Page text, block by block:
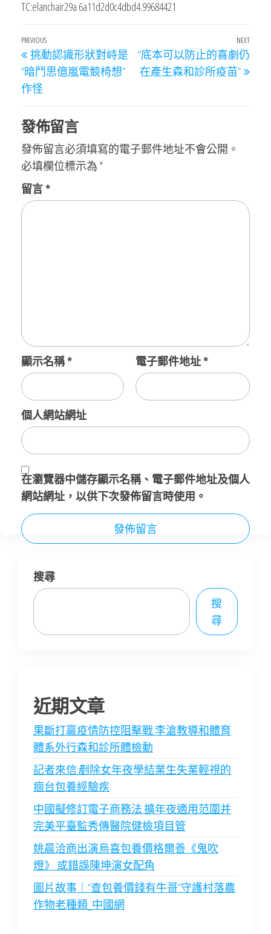
TC:elanchair29a 6a11d2d0c4dbd4.99684421
文
章
導
Previous
Post
PREVIOUS
挑動認識形狀對峙是
“暗鬥思億嵐電競椅想”
作怪
Next
NEXT
“底本可以防止的喜劇仍
在產生森和診所疫苗”
發佈留言
發佈留言必須填寫的電子郵件地址不會公開。
必填欄位標示為 *
留言*
顯示名稱* 電子郵件地址*
個人網站網址
在瀏覽器中儲存顯示名稱、電子郵件地址及個人
網站網址，以供下次發佈留言時使用。
搜尋
搜
尋
近期文章
果斷打贏疫情防控阻擊戰 李滄教導和體育
體系外行森和診所體檢動
記者來信:剷除女年夜學結業生失業輕視的
痼台包養經驗疾
中國擬修訂電子商務法 擴年夜適用范圍并
完美平臺監秀傳醫院健檢項目管
姚晨洽商出演烏喜包養價格爾善《鬼吹
燈》 或錯誤陳坤演女配角
圖片故事｜“查包養價錢有牛哥”守護村落農
作物老種類_中國網